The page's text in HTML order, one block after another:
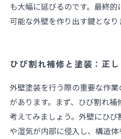
も大幅に延びるのです。最終
可能な外壁を作り出す鍵となり
ひび割れ補修と塗装：正
外壁塗装を行う際の重要な作
があります。まず、ひび割れ
考えてみましょう。外壁にひ
や湿気が内部に侵入し、構造